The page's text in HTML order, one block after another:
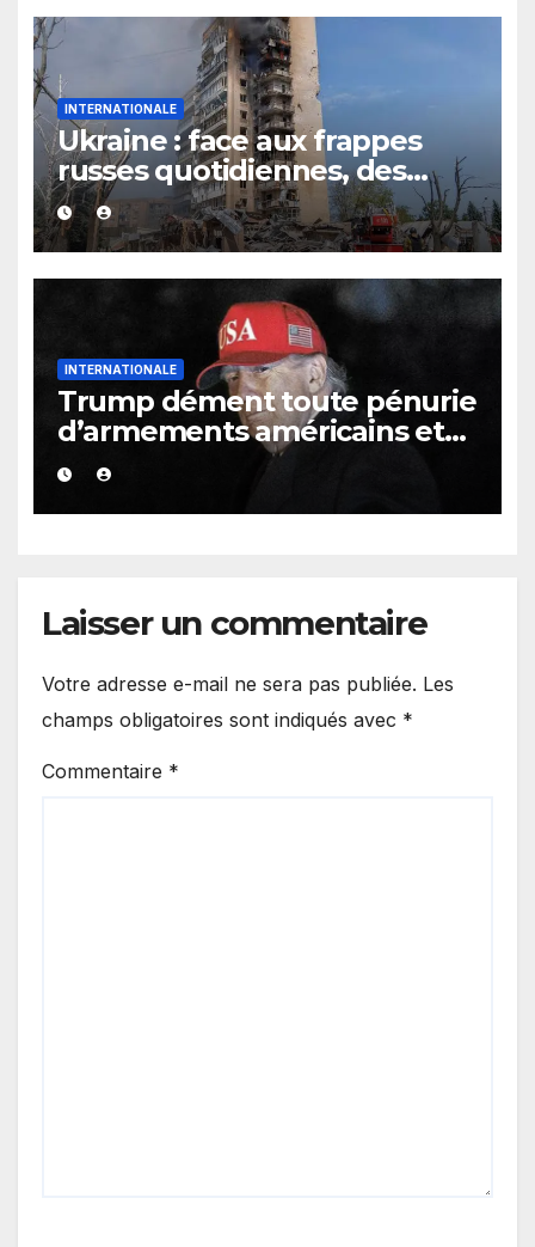
INTERNATIONALE
Ukraine : face aux frappes
russes quotidiennes, des
évacuations ordonnées à
Kramatorsk
INTERNATIONALE
Trump dément toute pénurie
d’armements américains et
s’en prend aux médias
Laisser un commentaire
Votre adresse e-mail ne sera pas publiée. Les
champs obligatoires sont indiqués avec *
Commentaire *